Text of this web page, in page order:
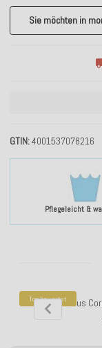
Pflegeleicht &
GTIN 4001537078216
Sie möchten in
Top bewertet
H.O.C.K. Precious